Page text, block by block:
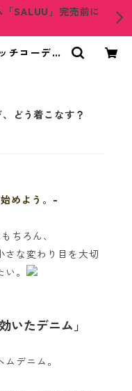
「SALUU」完売前に
チコーデ、
どう着こなす？
めよう。-
ちろん、
さな変わり目を大切
。
いたデニム」
デニム。